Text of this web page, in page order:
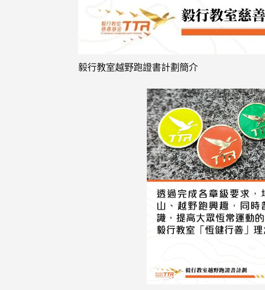
毅行教室越野跑證書計劃簡介